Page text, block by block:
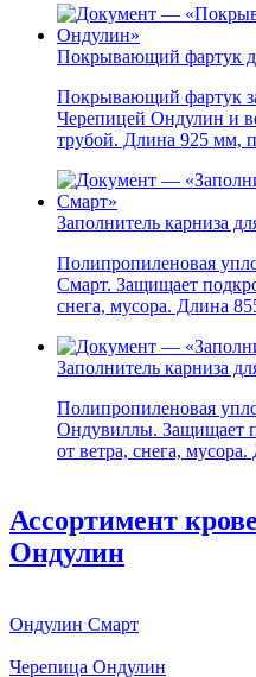
Покрывающий фартук
Покрывающий фартук
Черепицей Ондулин и
трубой. Длина 925 мм,
Заполнитель карниза
Полипропиленовая
Смарт. Защищает
снега, мусора. Длина
Заполнитель карниза
Полипропиленовая
Ондувиллы. Защищает
от ветра, снега,
Ассортимент
Ондулин
Ондулин Смарт
Черепица Ондулин